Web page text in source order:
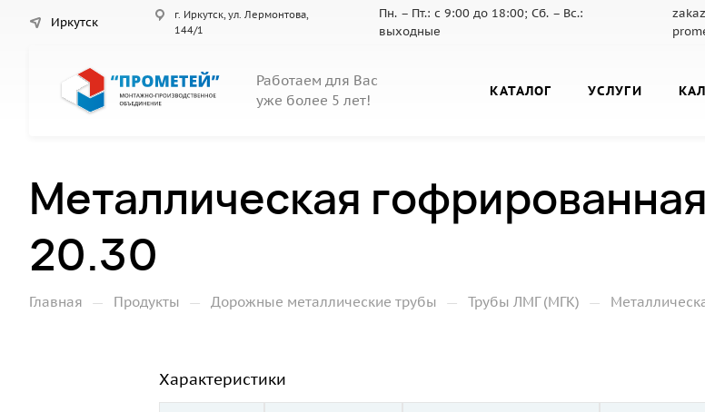
Иркутск
г. Иркутск, ул. Лермонтова,
144/1
Пн. – Пт.: с 9:00 до 18:00; Сб. – Вс.:
выходные
Работаем для Вас
уже более 5 лет!
КАТАЛОГ УСЛУГИ
Металлическая
20.30
Главная — Продукты — Дорожные металлические трубы — Трубы ЛМГ (МГК) —
Характеристики